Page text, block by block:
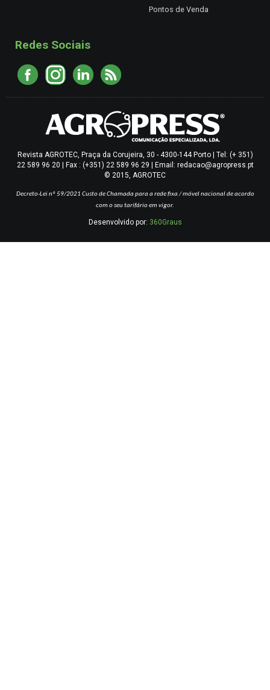
Pontos de Venda
Redes Sociais
Revista AGROTEC, Praça da Corujeira, 30 - 4300-144 Porto | Tel: (+ 351)
22 589 96 20 | Fax : (+351) 22 589 96 29 | Email: redacao@agropress.pt
© 2015, AGROTEC
Decreto-Lei nº 59/2021 Custo de Chamada para a rede fixa / móvel nacional de acordo
com o seu tarifário em vigor.
Desenvolvido por: 360Graus